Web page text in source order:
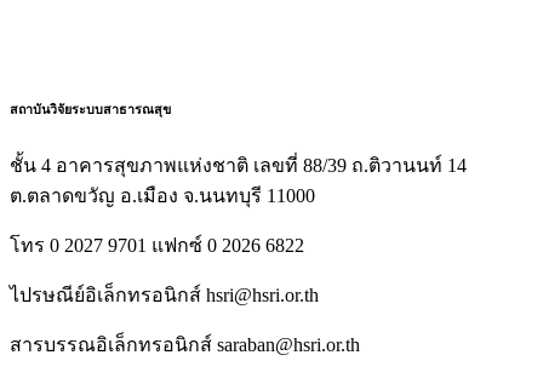
สถาบันวิจัยระบบสาธารณสุข
ชั้น 4 อาคารสุขภาพแห่งชาติ เลขที่ 88/39 ถ.ติวานนท์ 14
ต.ตลาดขวัญ อ.เมือง จ.นนทบุรี 11000
โทร 0 2027 9701 แฟกซ์ 0 2026 6822
ไปรษณีย์อิเล็กทรอนิกส์ hsri@hsri.or.th
สารบรรณอิเล็กทรอนิกส์ saraban@hsri.or.th